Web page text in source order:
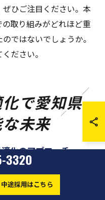
ひご注目ください。本
取り組みがどれほど重
ではないでしょうか。
ださい。
で愛知県
未来
化のアプローチ
特に、AIやIoTを活用し
3320
中途採用はこちら